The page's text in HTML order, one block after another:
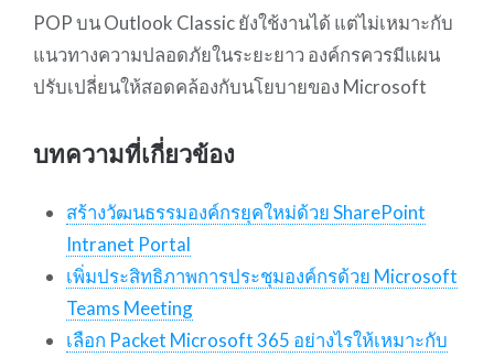
POP บน Outlook Classic ยังใช้งานได้ แต่ไม่เหมาะกับ
แนวทางความปลอดภัยในระยะยาว องค์กรควรมีแผน
ปรับเปลี่ยนให้สอดคล้องกับนโยบายของ Microsoft
บทความที่เกี่ยวข้อง
สร้างวัฒนธรรมองค์กรยุคใหม่ด้วย SharePoint
Intranet Portal
เพิ่มประสิทธิภาพการประชุมองค์กรด้วย Microsoft
Teams Meeting
เลือก Packet Microsoft 365 อย่างไรให้เหมาะกับ